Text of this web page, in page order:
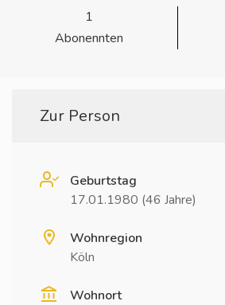
1
Abonennten
Zur Person
Geburtstag
17.01.1980 (46 Jahre)
Wohnregion
Köln
Wohnort